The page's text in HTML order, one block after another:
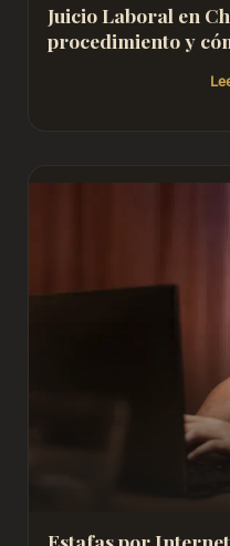
Juicio Laboral en
procedimiento y